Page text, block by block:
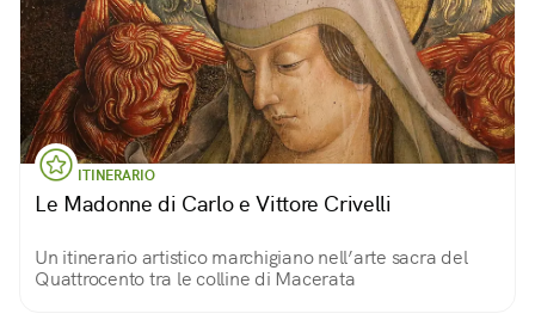
ITINERARIO
Le Madonne di Carlo e Vittore Crivelli
Un itinerario artistico marchigiano nell’arte sacra del
Quattrocento tra le colline di Macerata